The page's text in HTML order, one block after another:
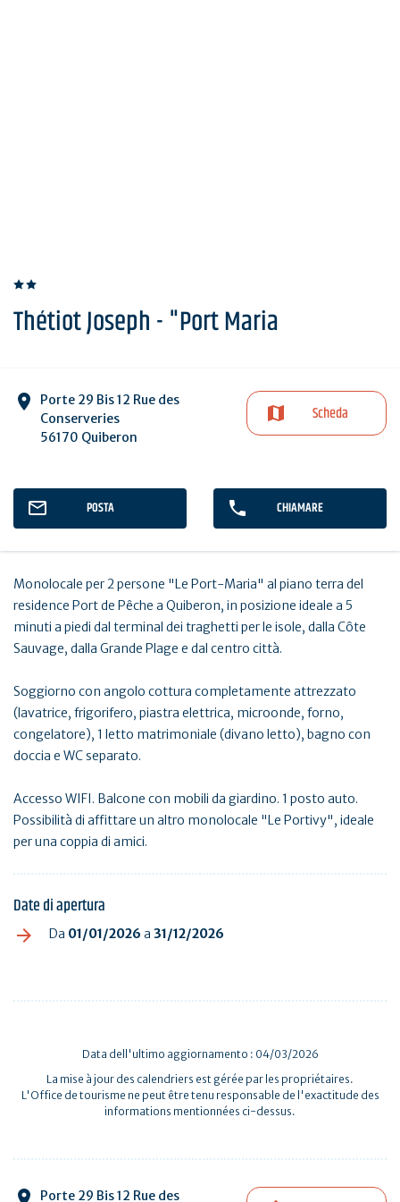
Thétiot Joseph - "Port Maria
Porte 29 Bis 12 Rue des
Conserveries
56170 Quiberon
Scheda
POSTA CHIAMARE
Monolocale per 2 persone "Le Port-Maria" al piano terra del
residence Port de Pêche a Quiberon, in posizione ideale a 5
minuti a piedi dal terminal dei traghetti per le isole, dalla Côte
Sauvage, dalla Grande Plage e dal centro città.
Soggiorno con angolo cottura completamente attrezzato
(lavatrice, frigorifero, piastra elettrica, microonde, forno,
congelatore), 1 letto matrimoniale (divano letto), bagno con
doccia e WC separato.
Accesso WIFI. Balcone con mobili da giardino. 1 posto auto.
Possibilità di affittare un altro monolocale "Le Portivy", ideale
per una coppia di amici.
Date di apertura
Da 01/01/2026 a 31/12/2026
Data dell'ultimo aggiornamento : 04/03/2026
La mise à jour des calendriers est gérée par les propriétaires.
L'Office de tourisme ne peut être tenu responsable de l'exactitude des
informations mentionnées ci-dessus.
Porte 29 Bis 12 Rue des